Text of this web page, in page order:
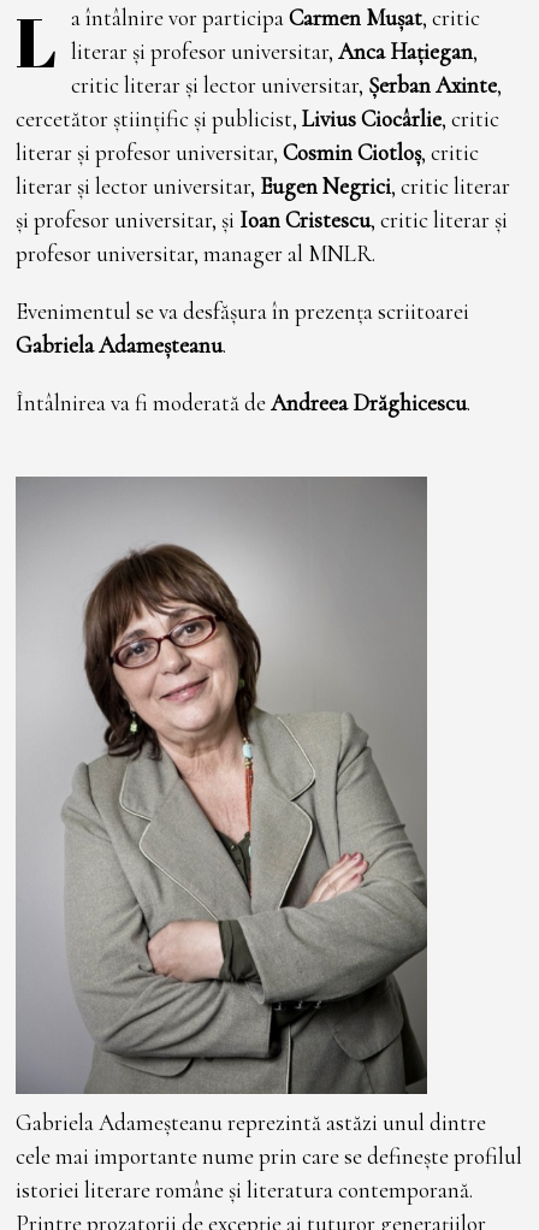
L a întâlnire vor participaCarmen Mușat, critic
literar și profesor universitar,Anca Hațiegan,
critic literar și lector universitar, Șerban Axinte,
cercetător științific și publicist,Livius Ciocârlie, critic
literar și profesor universitar,Cosmin Ciotloș, critic
literar și lector universitar, Eugen Negrici, critic literar
și profesor universitar, și Ioan Cristescu, critic literar și
profesor universitar, manager al MNLR.
Evenimentul se va desfășura în prezența scriitoarei
Gabriela Adameșteanu.
Întâlnirea va fi moderată deAndreea Drăghicescu.
Gabriela Adameșteanu reprezintă astăzi unul dintre
cele mai importante nume prin care se definește profilul
istoriei literare române și literatura contemporană.
Printre prozatorii de excepție ai tuturor generațiilor